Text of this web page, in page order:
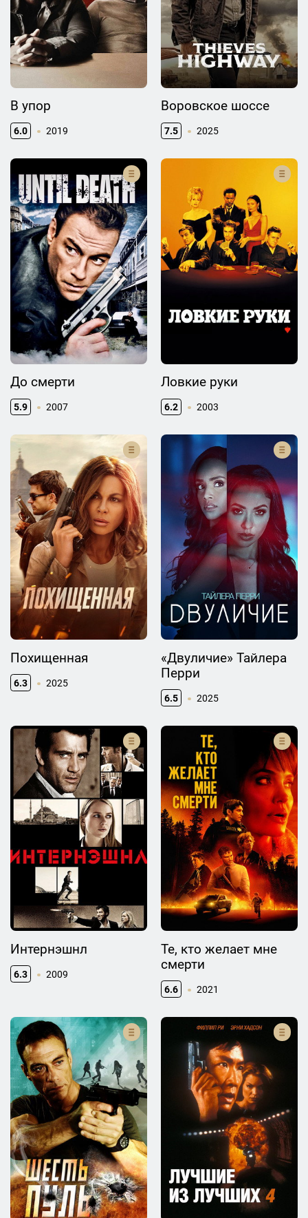
В упор
6.0 2019
Воровское шоссе
7.5 2025
До смерти
5.9 2007
Ловкие руки
6.2 2003
Похищенная
6.3 2025
«Двуличие» Тайлера
Перри
6.5 2025
Интернэшнл
6.3 2009
Те, кто желает мне
смерти
6.6 2021